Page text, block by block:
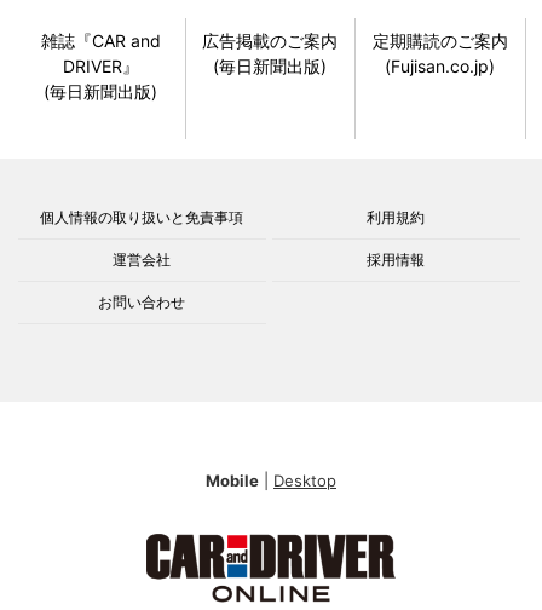
雑誌『CAR and
DRIVER』
(毎日新聞出版)
広告掲載のご案内
(毎日新聞出版)
定期購読のご案内
(Fujisan.co.jp)
個人情報の取り扱いと免責事項 利用規約
運営会社 採用情報
お問い合わせ
Mobile Desktop